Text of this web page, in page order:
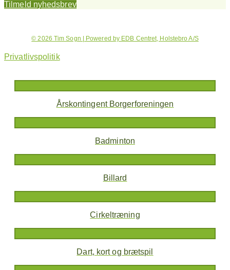
Tilmeld nyhedsbrev
© 2026 Tim Sogn | Powered by EDB Centret, Holstebro A/S
Privatlivspolitik
Årskontingent Borgerforeningen
Badminton
Billard
Cirkeltræning
Dart, kort og brætspil